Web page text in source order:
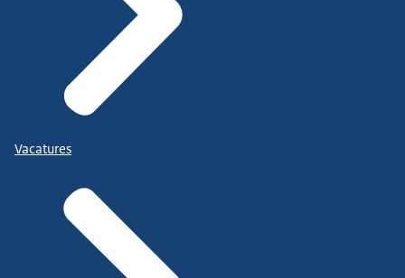
Vacatures